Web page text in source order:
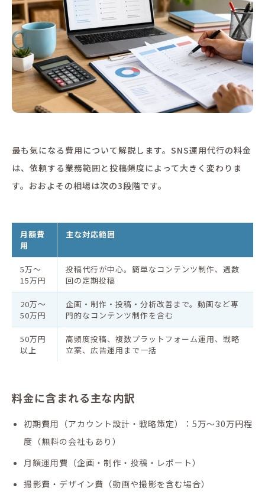
最も気になる費用について解説します。SNS運用代行の料金
は、依頼する業務範囲と投稿頻度によって大きく変わりま
す。おおよその相場は次の3段階です。
月額費
用
主な対応範囲
5万〜
15万円
投稿代行が中心。簡単なコンテンツ制作、週数
回の定期投稿
20万〜
50万円
企画・制作・投稿・分析改善まで。動画など専
門的なコンテンツ制作を含む
50万円
以上
高頻度投稿、複数プラットフォーム運用、戦略
立案、広告運用まで一括
料金に含まれる主な内訳
初期費用（アカウント設計・戦略策定）：5万〜30万円程
度（無料の会社もあり）
月額運用費（企画・制作・投稿・レポート）
撮影費・デザイン費（動画や撮影を含む場合）